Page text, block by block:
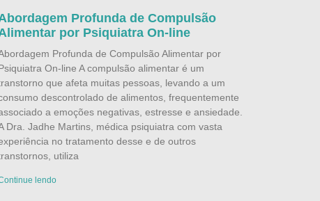
Profunda de Compulsão
por Psiquiatra On-line
Profunda de Compulsão Alimentar por
On-line A compulsão alimentar é um
que afeta muitas pessoas, levando a um
descontrolado de alimentos, frequentemente
a emoções negativas, estresse e ansiedade.
Dra. Jadhe Martins, médica psiquiatra com vasta
no tratamento desse e de outros
utiliza
lendo